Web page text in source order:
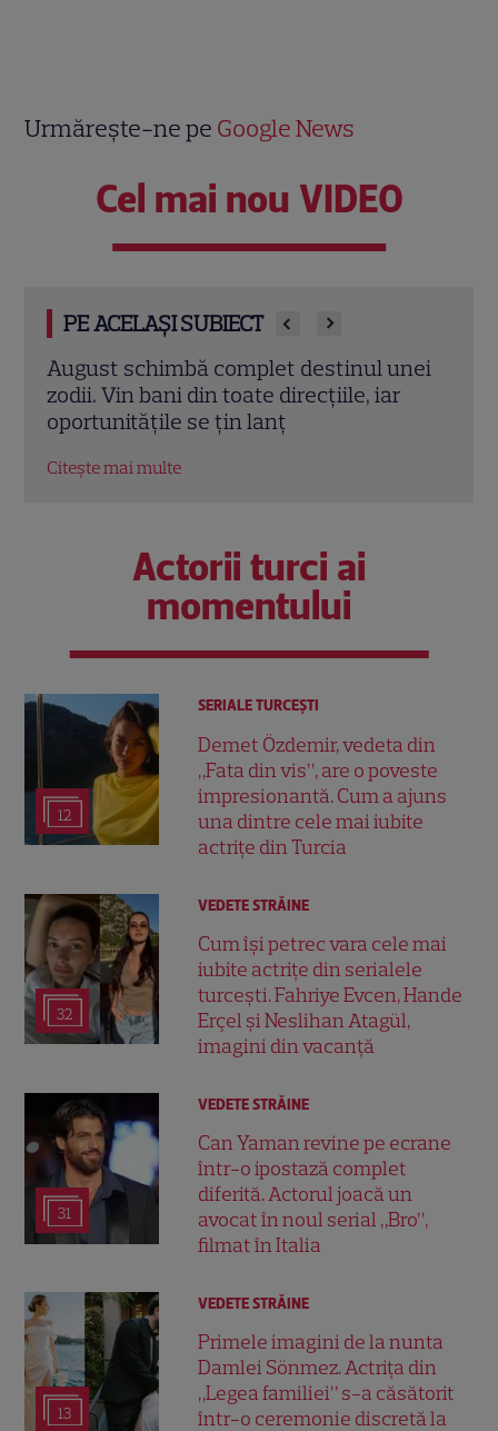
Urmărește-ne pe Google News
Cel mai nou VIDEO
PE ACELAȘI SUBIECT
Ce spune numele tău despre
personalitatea ta. Calculează-ți cifra
numerologică și află ce simbolizează
Citește mai multe
Actorii turci ai
momentului
12
SERIALE TURCEŞTI
Demet Özdemir, vedeta din
„Fata din vis”, are o poveste
impresionantă. Cum a ajuns
una dintre cele mai iubite
actrițe din Turcia
32
VEDETE STRĂINE
Cum își petrec vara cele mai
iubite actrițe din serialele
turcești. Fahriye Evcen, Hande
Erçel și Neslihan Atagül,
imagini din vacanță
31
VEDETE STRĂINE
Can Yaman revine pe ecrane
într-o ipostază complet
diferită. Actorul joacă un
avocat în noul serial „Bro”,
filmat în Italia
13
VEDETE STRĂINE
Primele imagini de la nunta
Damlei Sönmez. Actrița din
„Legea familiei” s-a căsătorit
într-o ceremonie discretă la